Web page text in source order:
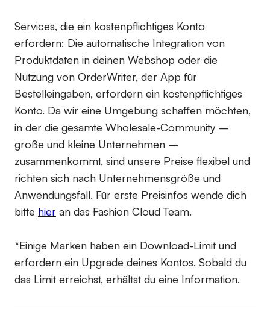
Services, die ein kostenpflichtiges Konto
erfordern: Die automatische Integration von
Produktdaten in deinen Webshop oder die
Nutzung von OrderWriter, der App für
Bestelleingaben, erfordern ein kostenpflichtiges
Konto. Da wir eine Umgebung schaffen möchten,
in der die gesamte Wholesale-Community –
große und kleine Unternehmen –
zusammenkommt, sind unsere Preise flexibel und
richten sich nach Unternehmensgröße und
Anwendungsfall. Für erste Preisinfos wende dich
bitte hier an das Fashion Cloud Team.
*Einige Marken haben ein Download-Limit und
erfordern ein Upgrade deines Kontos. Sobald du
das Limit erreichst, erhältst du eine Information.